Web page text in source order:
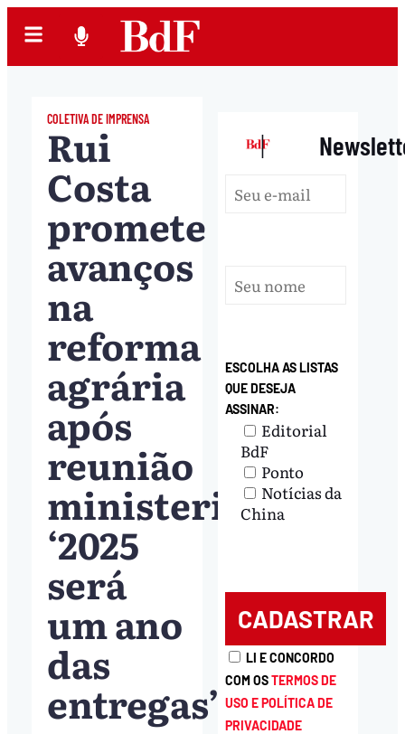
COLETIVA DE IMPRENSA
Rui
Costa
promete
avanços
na
reforma
agrária
após
reunião
ministerial:
‘2025
será
um ano
das
entregas’
|
ESCOLHA AS LISTAS
QUE DESEJA
ASSINAR:
Editorial
BdF
Ponto
Notícias da
China
LI E CONCORDO
COM OSTERMOS DE
USO E POLÍTICA DE
PRIVACIDADE